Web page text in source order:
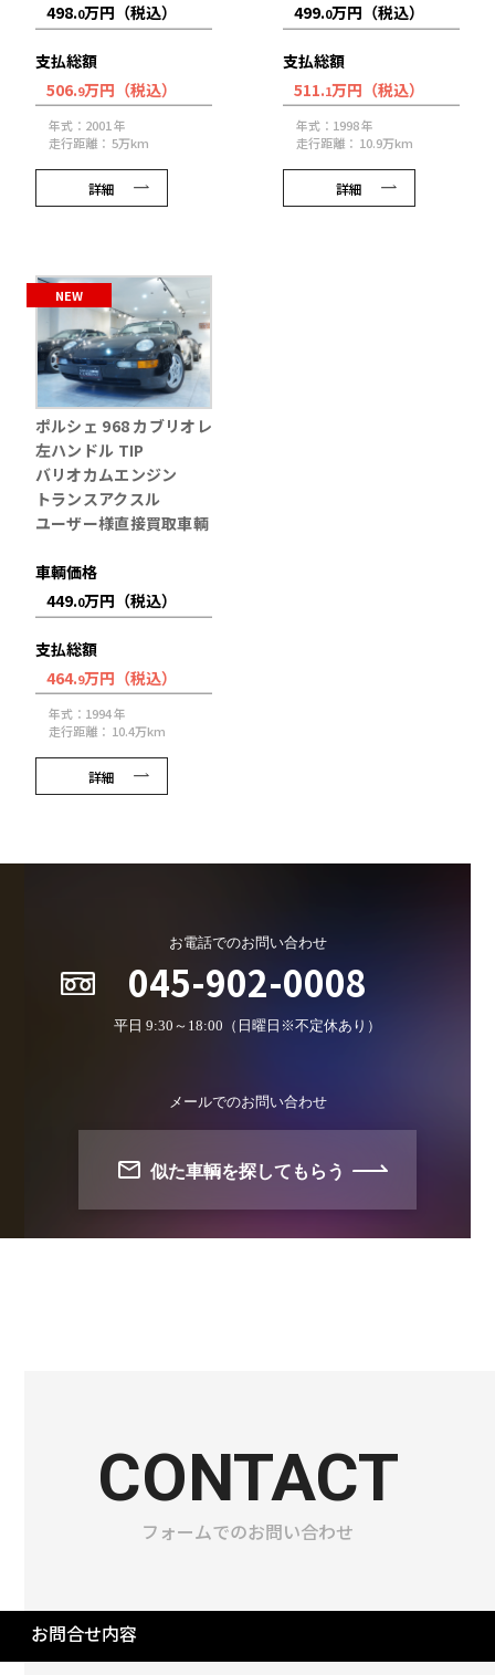
498.0万円（税込）
支払総額
506.9万円（税込）
年式：2001 年
走行距離： 5万km
詳細
499.0万円（税込）
支払総額
511.1万円（税込）
年式：1998 年
走行距離： 10.9万km
詳細
NEW
ポルシェ 968 カブリオレ
左ハンドル TIP
バリオカムエンジン
トランスアクスル
ユーザー様直接買取車輌
車輌価格
449.0万円（税込）
支払総額
464.9万円（税込）
年式：1994 年
走行距離： 10.4万km
詳細
お電話でのお問い合わせ
045-902-0008
平日 9:30～18:00（日曜日※不定休あり）
メールでのお問い合わせ
似た車輌を探してもらう
CONTACT
フォームでのお問い合わせ
お問合せ内容